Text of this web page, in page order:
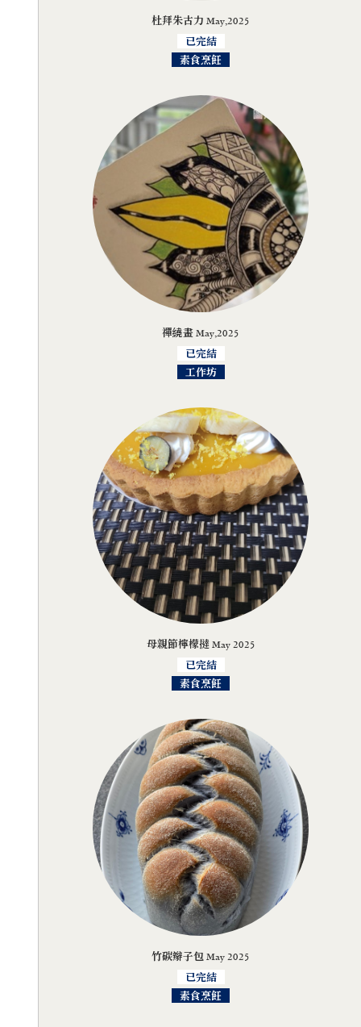
杜拜朱古力 May,2025
已完結
素食烹飪
禪繞畫 May,2025
已完結
工作坊
母親節檸檬撻 May 2025
已完結
素食烹飪
竹碳辮子包 May 2025
已完結
素食烹飪